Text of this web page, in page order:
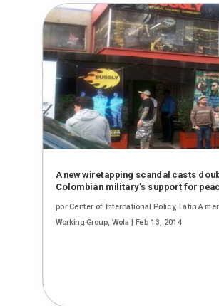
A new wiretapping scandal casts
Colombian military’s support for
porCenter of International Policy, Latin
Working Group, Wola | Feb 13, 2014